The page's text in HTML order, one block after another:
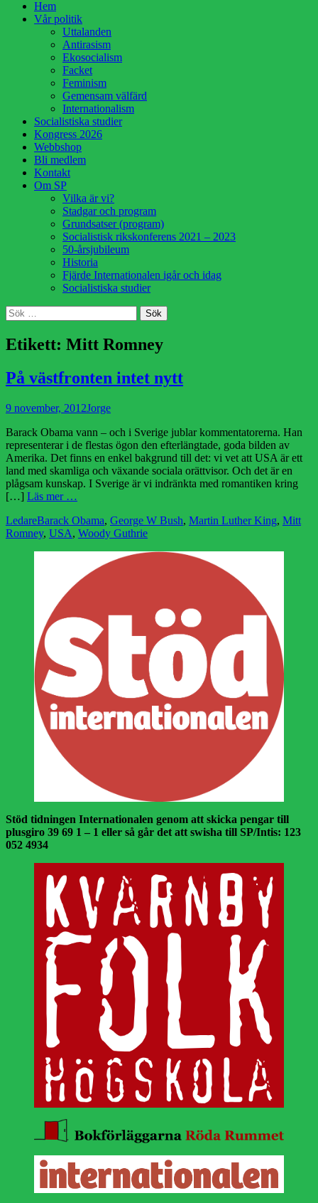
HoppaHem
Vår politik
Uttalanden
Antirasism
Ekosocialism
Facket
Feminism
Gemensam välfärd
Internationalism
Socialistiska studier
Kongress 2026
Webbshop
Bli medlem
Kontakt
Om SP
Vilka är vi?
Stadgar och program
Grundsatser (program)
Socialistisk rikskonferens 2021 – 2023
50-årsjubileum
Historia
Fjärde Internationalen igår och idag
Socialistiska studier
Sök
Sök
efter:
Etikett: Mitt Romney
På västfronten intet nytt
Publicerad
9 november, 2012Författare
Jorge
Barack Obama vann – och i Sverige jublar kommentatorerna. Han
representerar i de flestas ögon den efterlängtade, goda bilden av
Amerika. Det finns en enkel bakgrund till det: vi vet att USA är ett
land med skamliga och växande sociala orättvisor. Och det är en
plågsam kunskap. I Sverige är vi indränkta med romantiken kring
[…] Läs mer …
Kategorier
LedareEtiketter
Barack Obama, George W Bush, Martin Luther King, Mitt
Romney, USA, Woody Guthrie
Stöd tidningen Internationalen genom att skicka pengar till
plusgiro 39 69 1 – 1 eller så går det att swisha till SP/Intis: 123
052 4934